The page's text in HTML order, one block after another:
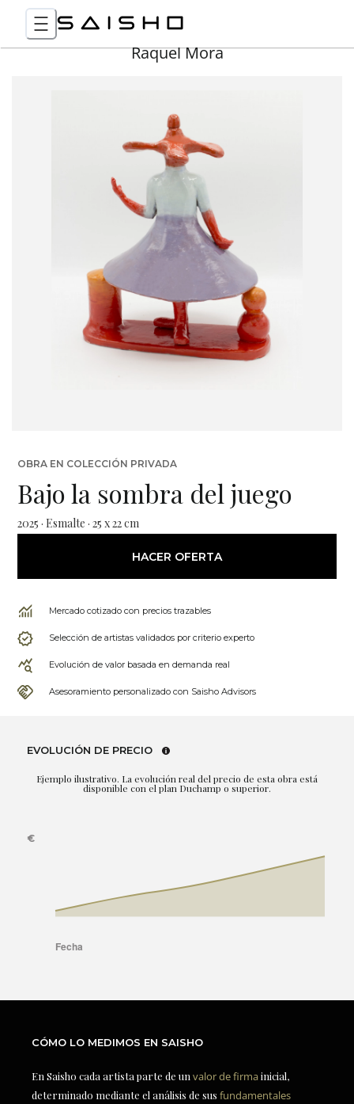
Raquel Mora
OBRA EN COLECCIÓN PRIVADA
Bajo la sombra del juego
2025 · Esmalte · 25 x 22 cm
HACER OFERTA
Mercado cotizado con precios trazables
Selección de artistas validados por criterio experto
Evolución de valor basada en demanda real
Asesoramiento personalizado con Saisho Advisors
EVOLUCIÓN DE PRECIO
Ejemplo ilustrativo. La evolución real del precio de esta obra está
disponible con el plan Duchamp o superior.
CÓMO LO MEDIMOS EN SAISHO
En Saisho cada artista parte de un valor de firmainicial,
determinado mediante el análisis de sus fundamentales